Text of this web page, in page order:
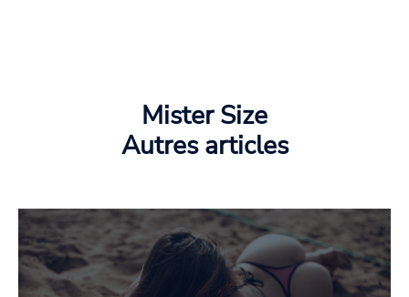
Mister Size
Autres articles